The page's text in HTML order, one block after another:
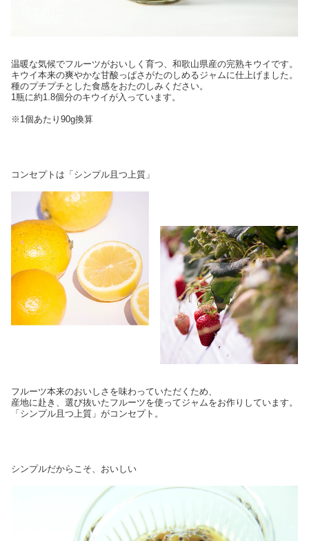
温暖な気候でフルーツがおいしく育つ、和歌山県産の完熟キウイです。
キウイ本来の爽やかな甘酸っぱさがたのしめるジャムに仕上げました。
種のプチプチとした食感をおたのしみください。
1瓶に約1.8個分のキウイが入っています。
※1個あたり90g換算
コンセプトは「シンプル且つ上質」
フルーツ本来のおいしさを味わっていただくため、
産地に赴き、選び抜いたフルーツを使ってジャムをお作りしています。
「シンプル且つ上質」がコンセプト。
シンプルだからこそ、おいしい